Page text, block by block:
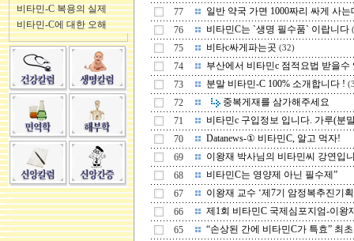
비타민-C 복용의 실제
비타민-C에 대한 오해
77
일반 약국 가면 1000짜리 싸게 사는
76
비타민C는 `생명 필수품` 이랍니다
75 비타c싸게파는곳 (32)
74
부산에서 비타민c 점적요법 받을수
73
분말 비타민-C 100% 소개합니다 !
72
중복게재를 삼가해주세요
71
비타민c 구입정보 입니다. 가루(분
70
Datanews-① 비타민C, 알고 먹자!
69
이왕재 박사님의 비타민씨 강연입
68
비타민C는 영양제 아닌 필수제”
67
이왕재 교수 ‘제7기 암정복추진기
66
제1회 비타민C 국제심포지엄-이왕
65
“손상된 간에 비타민C가 특효” 최초